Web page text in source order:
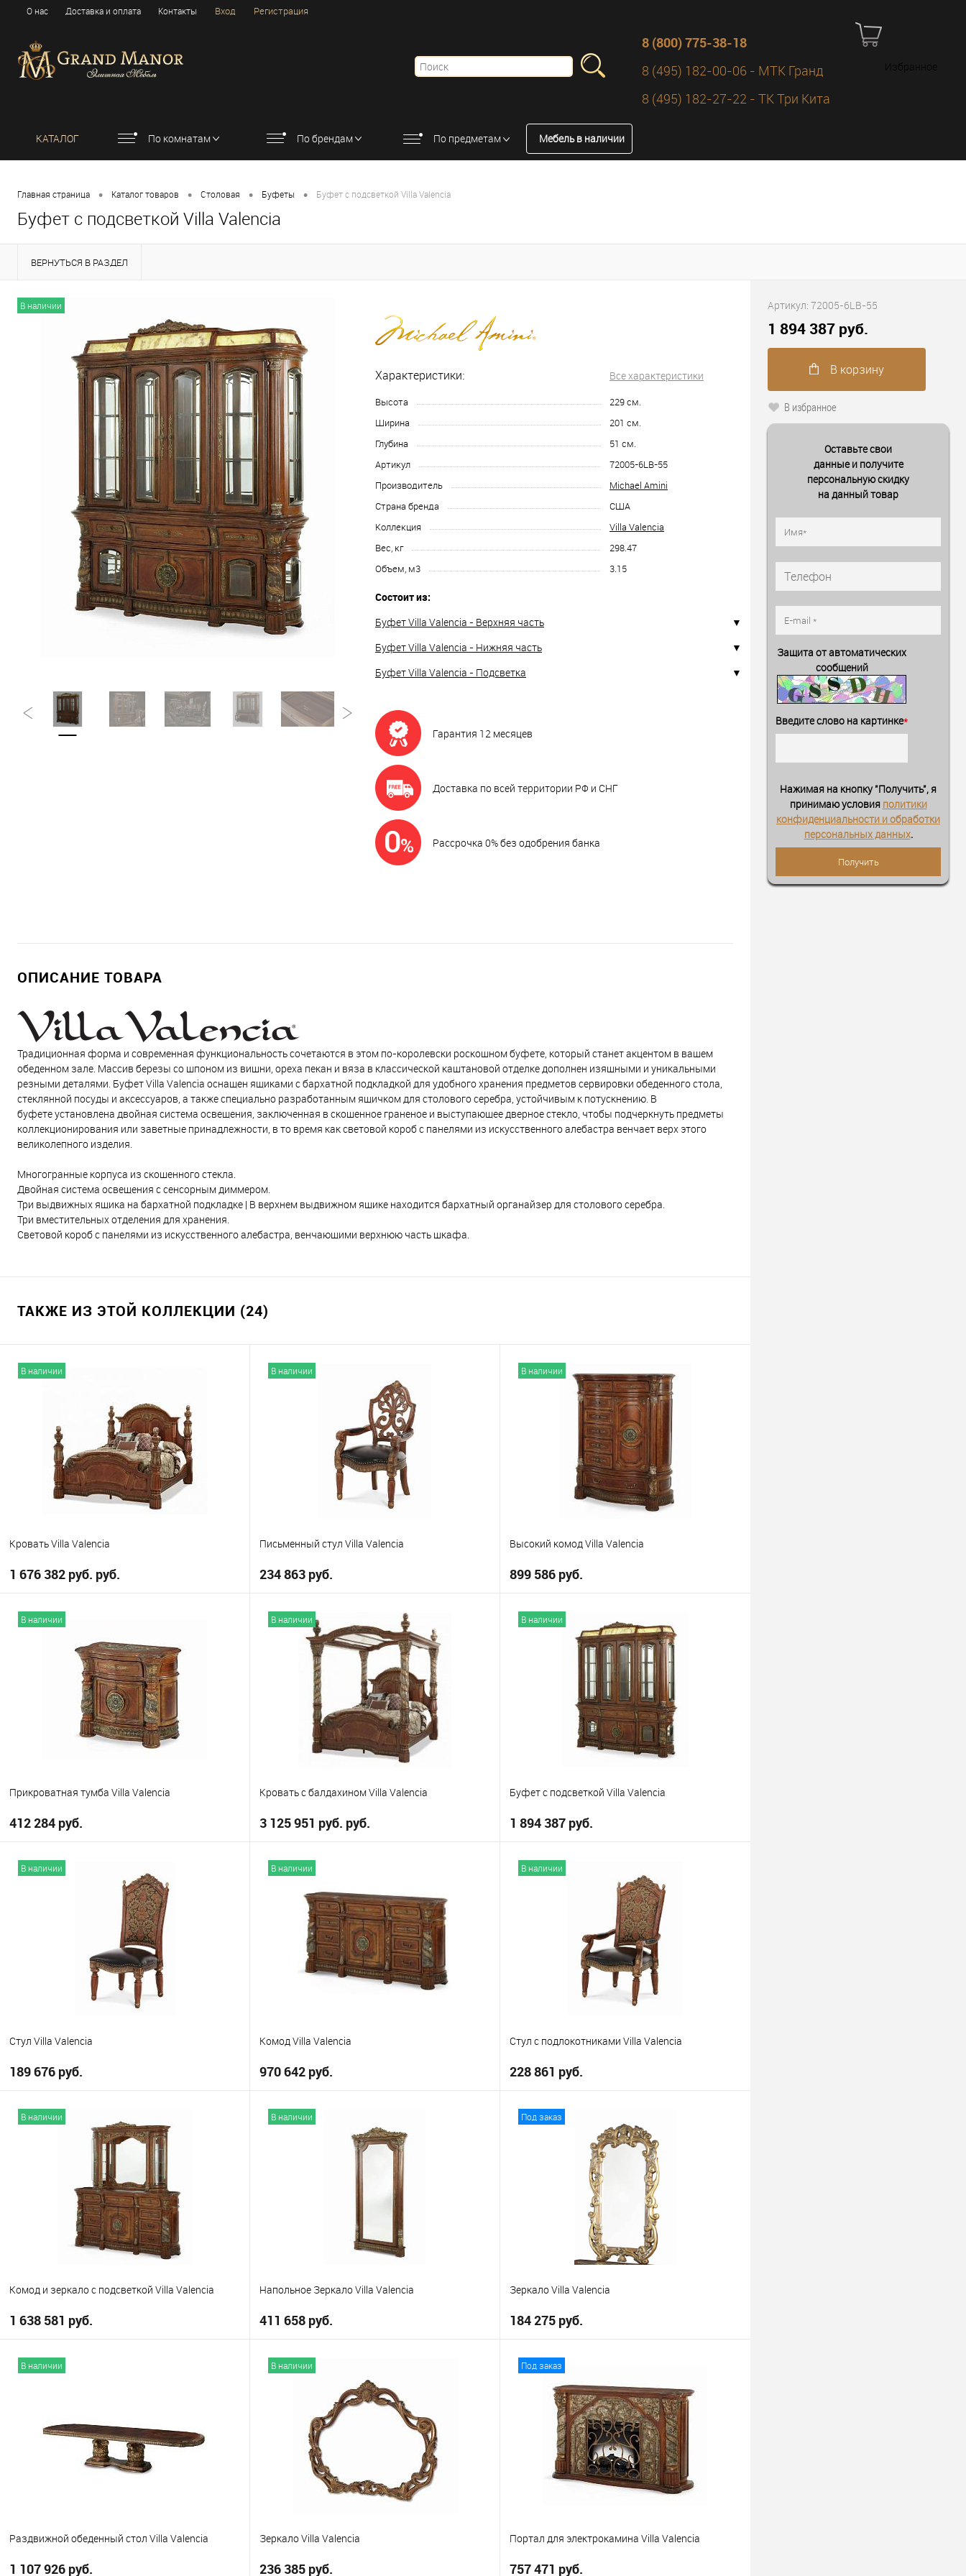
О нас Доставка и оплата Контакты Вход Регистрация
8 (800) 775-38-18
8 (495) 182-00-06 - МТК Гранд
8 (495) 182-27-22 - ТК Три Кита
Избранное
КАТАЛОГ По комнатам По брендам По предметам Мебель в наличии
Главная страница • Каталог товаров • Столовая • Буфеты • Буфет с подсветкой Villa Valencia
Буфет с подсветкой Villa Valencia
ВЕРНУТЬСЯ В РАЗДЕЛ
В наличии
Характеристики: Все характеристики
Высота 229см.
Ширина
201 см.
Глубина
51 см.
Артикул
72005-6LB-55
Производитель
Michael Amini
Страна бренда
США
Коллекция
Villa Valencia
Вес, кг
298.47
Объем, м3
3.15
Состоит из:
Буфет Villa Valencia - Верхняя часть
Буфет Villa Valencia - Нижняя часть
Буфет Villa Valencia - Подсветка
Гарантия 12 месяцев
Доставка по всей территории РФ и СНГ
Рассрочка 0% без одобрения банка
ОПИСАНИЕ ТОВАРА
Традиционная форма и современная функциональность сочетаются в этом по-королевски роскошном буфете, который станет акцентом в вашем
обеденном зале. Массив березы со шпоном из вишни, ореха пекан и вяза в классической каштановой отделке дополнен изящными и уникальными
резными деталями. Буфет Villa Valencia оснащен ящиками с бархатной подкладкой для удобного хранения предметов сервировки обеденного стола,
стеклянной посуды и аксессуаров, а также специально разработанным ящичком для столового серебра, устойчивым к потускнению. В
буфете установлена двойная система освещения, заключенная в скошенное граненое и выступающее дверное стекло, чтобы подчеркнуть предметы
коллекционирования или заветные принадлежности, в то время как световой короб с панелями из искусственного алебастра венчает верх этого
великолепного изделия.
Многогранные корпуса из скошенного стекла.
Двойная система освещения с сенсорным диммером.
Три выдвижных ящика на бархатной подкладке | В верхнем выдвижном ящике находится бархатный органайзер для столового серебра.
Три вместительных отделения для хранения.
Световой короб с панелями из искусственного алебастра, венчающими верхнюю часть шкафа.
ТАКЖЕ ИЗ ЭТОЙ КОЛЛЕКЦИИ (24)
В наличии
Кровать Villa Valencia
1 676 382 руб. руб.
В наличии
Письменный стул Villa Valencia
234 863 руб.
В корзину
В избранное
В наличии
Высокий кoмод Villa Valencia
899 586 руб.
В наличии
Прикроватная тумба Villa Valencia
412 284 руб.
В наличии
Кровать с балдахином Villa Valencia
3 125 951 руб. руб.
В избранное
Eastern King
В наличии
Буфет с подсветкой Villa Valencia
1 894 387 руб.
В наличии
Стул Villa Valencia
189 676 руб.
В наличии
Кoмод Villa Valencia
970 642 руб.
В наличии
Стул с подлокотниками Villa Valencia
228 861 руб.
В наличии
Кoмод и зеркало с подсветкой Villa Valencia
1 638 581 руб.
В наличии
Напольное Зеркало Villa Valencia
411 658 руб.
Под заказ
Зеркало Villa Valencia
184 275 руб.
В избранное
В наличии
Раздвижной обеденный стол Villa Valencia
1 107 926 руб.
В наличии
Зеркало Villa Valencia
236 385 руб.
Под заказ
Портал для электрокамина Villa Valencia
757 471 руб.
Артикул: 72005-6LB-55
1 894 387 руб.
В корзину
В избранное
Оставьте свои
данные и получите
персональную скидку
на данный товар
Защита от автоматических
сообщений
Введите слово на картинке*
Нажимая на кнопку "Получить", я
принимаю условия политики
конфиденциальности и обработки
персональных данных.